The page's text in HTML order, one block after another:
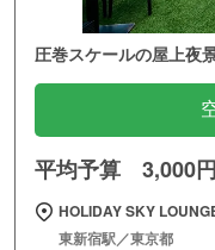
圧巻スケールの屋上夜
平均予算 3,000円
HOLIDAY SKY
東新宿駅／東京都